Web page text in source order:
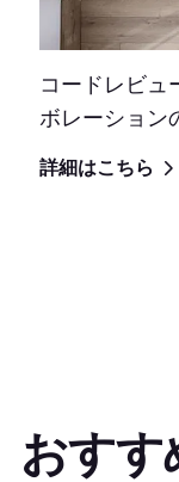
コードレビュ
ボレーション
詳細はこちら
おすす